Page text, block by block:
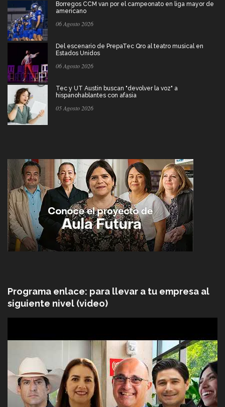
Borregos CCM van por el campeonato en liga mayor de
americano
06 Agosto 2026
Del escenario de PrepaTec Qro al teatro musical en
Estados Unidos
06 Agosto 2026
Tec y UT Austin buscan "devolver la voz" a
hispanohablantes con afasia
05 Agosto 2026
Programa enlace: para llevar a tu empresa al
siguiente nivel (video)